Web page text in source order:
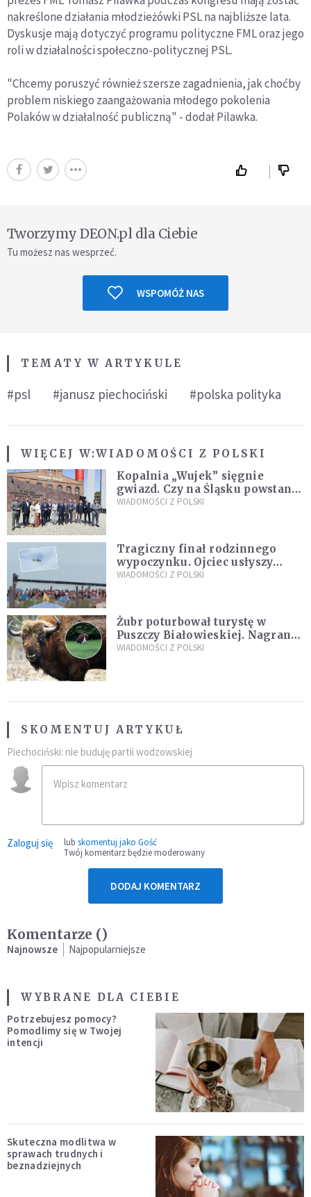
nakreślone działania młodzieżówki PSL na najbliższe lata.
Dyskusje mają dotyczyć programu polityczne FML oraz jego
roli w działalności społeczno-politycznej PSL.
"Chcemy poruszyć również szersze zagadnienia, jak choćby
problem niskiego zaangażowania młodego pokolenia
Polaków w działalność publiczną" - dodał Pilawka.
Tworzymy DEON.pl dla Ciebie
Tu możesz nas wesprzeć.
WSPOMÓŻ NAS
TEMATY W ARTYKULE
#psl #janusz piechociński #polska polityka
WIĘCEJ W:WIADOMOŚCI Z POLSKI
Kopalnia „Wujek” sięgnie
gwiazd. Czy na Śląsku powstanie
„Dolina Krzemowa”?
WIADOMOŚCI Z POLSKI
Tragiczny finał rodzinnego
wypoczynku. Ojciec usłyszy
zarzuty
WIADOMOŚCI Z POLSKI
Żubr poturbował turystę w
Puszczy Białowieskiej. Nagranie
daje do myślenia
WIADOMOŚCI Z POLSKI
SKOMENTUJ ARTYKUŁ
Piechociński: nie buduję partii wodzowskiej
Zaloguj się lub skomentuj jako Gość
Twój komentarz będzie moderowany
DODAJ KOMENTARZ
Komentarze ()
Najnowsze Najpopularniejsze
WYBRANE DLA CIEBIE
Potrzebujesz pomocy?
Pomodlimy się w Twojej
intencji
Skuteczna modlitwa w
sprawach trudnych i
beznadziejnych